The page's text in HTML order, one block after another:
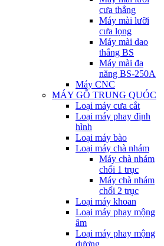
cưa thẳng
Máy mài lưỡi
cưa lọng
Máy mài dao
thẳng BS
Máy mài đa
năng BS-250A
Máy CNC
MÁY GỖ TRUNG QUÓC
Loại máy cưa cắt
Loại máy phay định
hình
Loại máy bào
Loại máy chà nhám
Máy chà nhám
chổi 1 trục
Máy chà nhám
chổi 2 trục
Loại máy khoan
Loại máy phay mộng
âm
Loại máy phay mộng
dương